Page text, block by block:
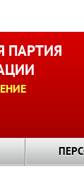
ПАРТИЯ